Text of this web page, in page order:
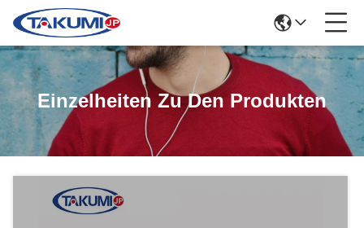
Einzelheiten Zu Den Produkten